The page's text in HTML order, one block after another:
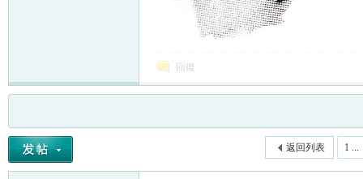
回復
1 ...
返回列表